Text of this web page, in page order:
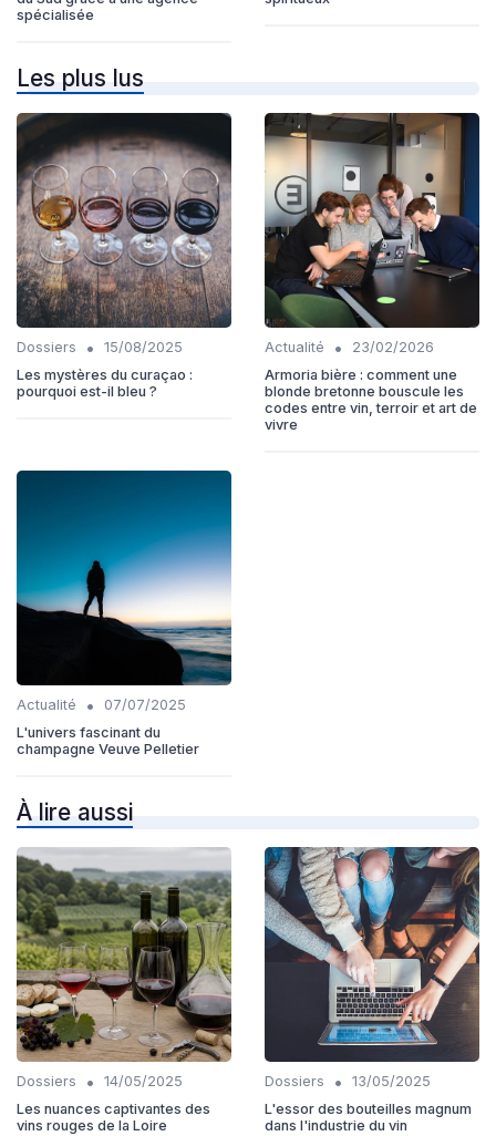
spécialisée
Les plus lus
Dossiers •
15/08/2025
Les mystères du curaçao :
pourquoi est-il bleu ?
Actualité •
23/02/2026
Armoria bière : comment une
blonde bretonne bouscule les
codes entre vin, terroir et art de
vivre
Actualité •
07/07/2025
L'univers fascinant du
champagne Veuve Pelletier
À lire aussi
Dossiers •
14/05/2025
Les nuances captivantes des
vins rouges de la Loire
Dossiers •
13/05/2025
L'essor des bouteilles magnum
dans l'industrie du vin